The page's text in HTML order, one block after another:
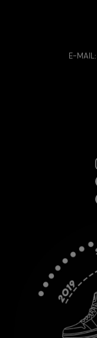
E-